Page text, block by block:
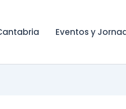
Eventos y